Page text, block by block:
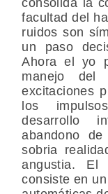
facultad del
ruidos son
un paso
Ahora el yo
manejo
excitaciones
los
desarrollo
abandono
sobria
angustia.
consiste en